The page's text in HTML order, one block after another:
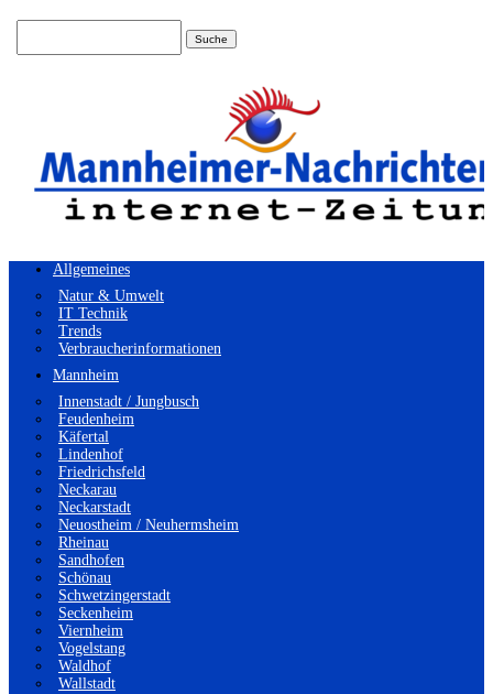
Allgemeines
Natur & Umwelt
IT Technik
Trends
Verbraucherinformationen
Mannheim
Innenstadt / Jungbusch
Feudenheim
Käfertal
Lindenhof
Friedrichsfeld
Neckarau
Neckarstadt
Neuostheim / Neuhermsheim
Rheinau
Sandhofen
Schönau
Schwetzingerstadt
Seckenheim
Viernheim
Vogelstang
Waldhof
Wallstadt